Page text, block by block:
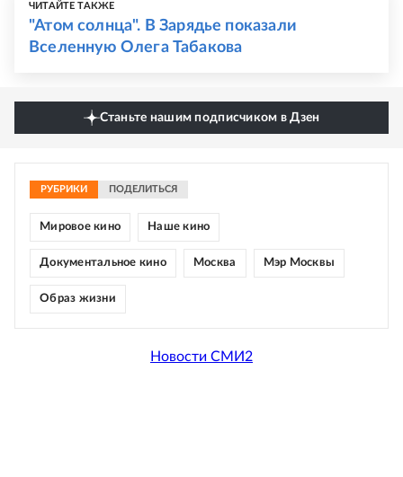
ЧИТАЙТЕ ТАКЖЕ
"Атом солнца". В Зарядье показали
Вселенную Олега Табакова
Станьте нашим подписчиком в Дзен
РУБРИКИ ПОДЕЛИТЬСЯ
Мировое кино Наше кино
Документальное кино Москва Мэр Москвы
Образ жизни
Новости СМИ2